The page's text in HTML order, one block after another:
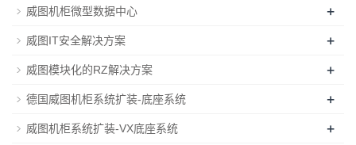
威图机柜微型数据中心 +
威图IT安全解决方案 +
威图模块化的RZ解决方案 +
德国威图机柜系统扩装-底座系统 +
威图机柜系统扩装-VX底座系统 +